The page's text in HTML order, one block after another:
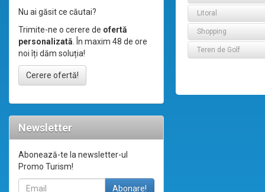
Nu ai găsit ce căutai?
Trimite-ne o cerere de ofertă
personalizată. În maxim 48 de ore
noi îți dăm soluția!
Cerere ofertă!
Newsletter
Abonează-te la newsletter-ul
Promo Turism!
Litoral
Shopping
Teren de Golf